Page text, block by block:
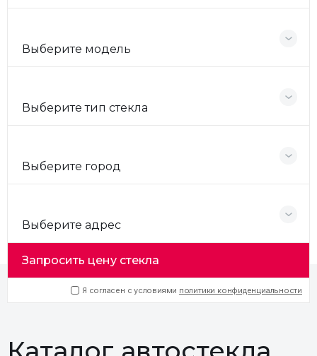
Выберите модель
Выберите тип стекла
Выберите город
Выберите адрес
Запросить цену стекла
Я согласен с условиями политики конфиденциальности